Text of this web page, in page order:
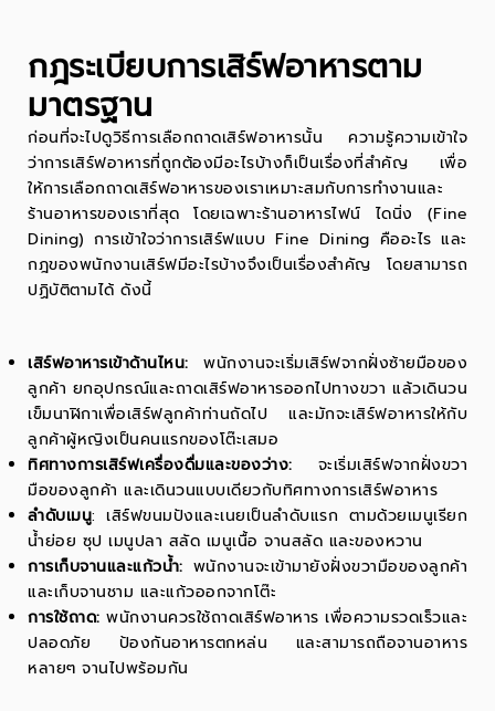
กฎระเบียบการเสิร์ฟอาหารตาม
มาตรฐาน
ก่อนที่จะไปดูวิธีการเลือกถาดเสิร์ฟอาหารนั้น ความรู้ความเข้าใจ
ว่าการเสิร์ฟอาหารที่ถูกต้องมีอะไรบ้างก็เป็นเรื่องที่สำคัญ เพื่อ
ให้การเลือกถาดเสิร์ฟอาหารของเราเหมาะสมกับการทำงานและ
ร้านอาหารของเราที่สุด โดยเฉพาะร้านอาหารไฟน์ ไดนิ่ง (Fine
Dining) การเข้าใจว่าการเสิร์ฟแบบ Fine Dining คืออะไร และ
กฎของพนักงานเสิร์ฟมีอะไรบ้างจึงเป็นเรื่องสำคัญ โดยสามารถ
ปฏิบัติตามได้ ดังนี้
เสิร์ฟอาหารเข้าด้านไหน: พนักงานจะเริ่มเสิร์ฟจากฝั่งซ้ายมือของ
ลูกค้า ยกอุปกรณ์และถาดเสิร์ฟอาหารออกไปทางขวา แล้วเดินวน
เข็มนาฬิกาเพื่อเสิร์ฟลูกค้าท่านถัดไป และมักจะเสิร์ฟอาหารให้กับ
ลูกค้าผู้หญิงเป็นคนแรกของโต๊ะเสมอ
ทิศทางการเสิร์ฟเครื่องดื่มและของว่าง: จะเริ่มเสิร์ฟจากฝั่งขวา
มือของลูกค้า และเดินวนแบบเดียวกับทิศทางการเสิร์ฟอาหาร
ลำดับเมนู: เสิร์ฟขนมปังและเนยเป็นลำดับแรก ตามด้วยเมนูเรียก
น้ำย่อย ซุป เมนูปลา สลัด เมนูเนื้อ จานสลัด และของหวาน
การเก็บจานและแก้วน้ำ: พนักงานจะเข้ามายังฝั่งขวามือของลูกค้า
และเก็บจานชาม และแก้วออกจากโต๊ะ
การใช้ถาด: พนักงานควรใช้ถาดเสิร์ฟอาหาร เพื่อความรวดเร็วและ
ปลอดภัย ป้องกันอาหารตกหล่น และสามารถถือจานอาหาร
หลายๆ จานไปพร้อมกัน